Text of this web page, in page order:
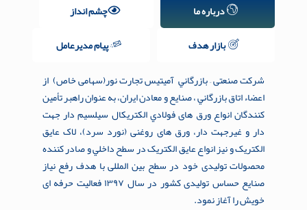
درباره ما
چشم انداز
بازار هدف
پیام مدیرعامل
شرکت صنعتی – بازرگاني آميتيس تجارت نور(سهامی خاص) از
اعضاء اتاق بازرگاني ، صنايع و معادن ايران، به عنوان راهبر تأمین
کنندگان انواع ورق های فولادي الکتريکال سيلسيم دار جهت
دار و غیرجهت دار، ورق های روغنی (نورد سرد)، لاک عايق
الکتريک و نیز انواع عایق الکتریک در سطح داخلي و صادر کننده
محصولات تولیدی خود در سطح بین المللی با هدف رفع نیاز
صنایع حساس تولیدی کشور در سال ۱۳۹۷ فعالیت حرفه ای
خویش را آغاز نمود.